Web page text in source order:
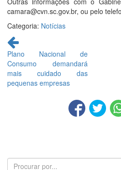
camara@cvn.sc.gov.br, ou pelo
Categoria: Notícias
Continue
lendo
Plano Nacional de
Consumo demandará
mais cuidado das
pequenas empresas